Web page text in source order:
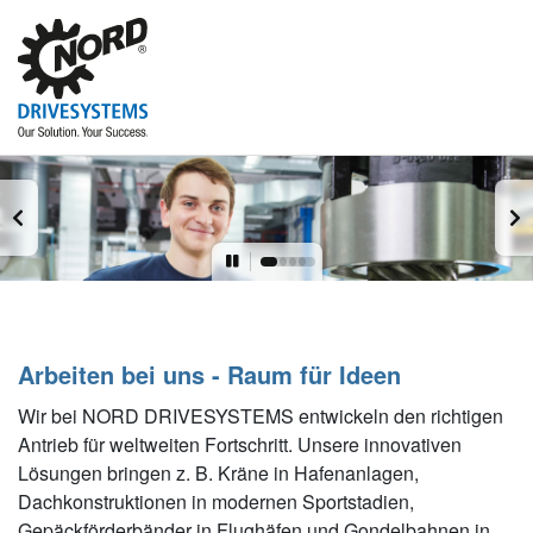
Arbeiten bei uns - Raum für Ideen
Wir bei NORD DRIVESYSTEMS entwickeln den richtigen
Antrieb für weltweiten Fortschritt. Unsere innovativen
Lösungen bringen z. B. Kräne in Hafenanlagen,
Dachkonstruktionen in modernen Sportstadien,